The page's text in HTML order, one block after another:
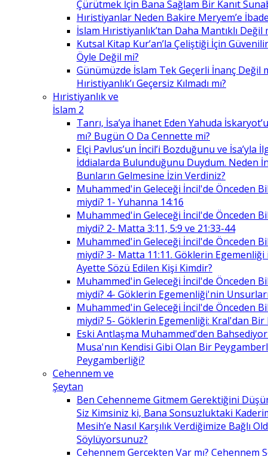
Çürütmek İçin Bana Sağlam Bir Kanıt
Hıristiyanlar Neden Bakire Meryem’e
İslam Hıristiyanlık’tan Daha Mantıklı Değil
Kutsal Kitap Kur’an’la Çeliştiği İçin
Öyle Değil mi?
Günümüzde İslam Tek Geçerli İnanç Değil
Hıristiyanlık’ı Geçersiz Kılmadı mı?
Hıristiyanlık ve
İslam 2
Tanrı, İsa’ya İhanet Eden Yahuda
mı? Bugün O Da Cennette mi?
Elçi Pavlus’un İncil’i Bozduğunu ve İsa’yla
İddialarda Bulunduğunu Duydum. Neden
Bunların Gelmesine İzin Verdiniz?
Muhammed'in Geleceği İncil'de Önceden
miydi? 1- Yuhanna 14:16
Muhammed'in Geleceği İncil'de Önceden
miydi? 2- Matta 3:11, 5:9 ve 21:33-44
Muhammed'in Geleceği İncil'de Önceden
miydi? 3- Matta 11:11. Göklerin
Ayette Sözü Edilen Kişi Kimdir?
Muhammed'in Geleceği İncil'de Önceden
miydi? 4- Göklerin Egemenliği'nin
Muhammed'in Geleceği İncil'de Önceden
miydi? 5- Göklerin Egemenliği: Kral'dan Bir
Eski Antlaşma Muhammed'den Bahsediyor
Musa'nın Kendisi Gibi Olan Bir
Peygamberliği?
Cehennem ve
Şeytan
Ben Cehenneme Gitmem Gerektiğini
Siz Kimsiniz ki, Bana Sonsuzluktaki
Mesih’e Nasıl Karşılık Verdiğimize Bağlı
Söylüyorsunuz?
Cehennem Gerçekten Var mı? Cehennem